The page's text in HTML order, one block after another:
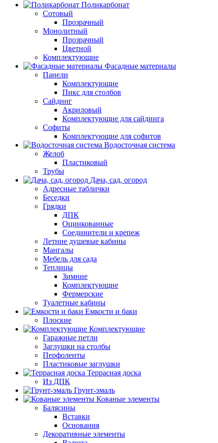
Поликарбонат
Сотовый
Прозрачный
Монолитный
Прозрачный
Цветной
Комплектующие
Фасадные материалы
Панели
Комплектующие
Пикс для столбов
Сайдинг
Акриловый
Комплектующие для сайдинга
Софиты
Комплектующие для софитов
Водосточная система
Желоб
Пластиковый
Трубы
Дача, сад, огород
Адресные таблички
Беседки
Грядки
ДПК
Оцинкованные
Соединители и крепеж
Летние душевые кабины
Мангалы
Мебель для сада
Теплицы
Зимние
Комплектующие
Фермерские
Туалетные кабины
Емкости и баки
Плоские
Комплектующие
Гаражные петли
Заглушки на столбы
Перфоленты
Пластиковые заглушки
Террасная доска
Из ДПК
Грунт-эмаль
Кованые элементы
Балясины
Вставки
Основания
Декоративные элементы